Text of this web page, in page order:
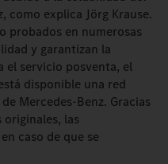
como explica Jörg Krause.
probados en numerosas
y garantizan la
el servicio posventa, el
disponible una red
Mercedes-Benz. Gracias
originales, las
caso de que se